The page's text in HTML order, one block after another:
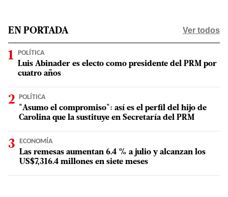
EN PORTADA Ver todos
POLÍTICA
Luis Abinader es electo como presidente del PRM por
cuatro años
POLÍTICA
"Asumo el compromiso": así es el perfil del hijo de
Carolina que la sustituye en Secretaría del PRM
ECONOMÍA
Las remesas aumentan 6.4 % a julio y alcanzan los
US$7,316.4 millones en siete meses